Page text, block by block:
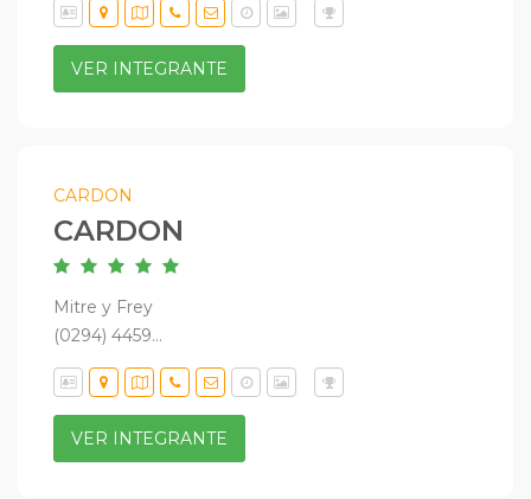
VER INTEGRANTE
CARDON
CARDON
Mitre y Frey
(0294) 4459...
VER INTEGRANTE